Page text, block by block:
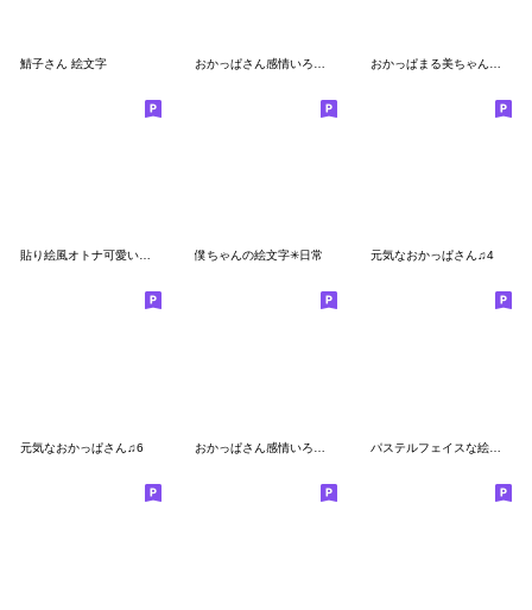
鯖子さん 絵文字
貼り絵風オトナ可愛いレディ♡絵文字 僕ちゃんの絵文字✳︎日常 元気なおかっぱさん♫4
元気なおかっぱさん♫6 パステルフェイスな絵文字たち